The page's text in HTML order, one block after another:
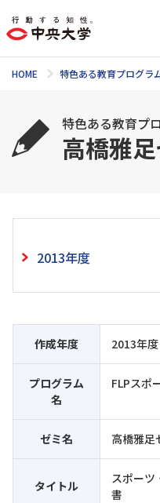
HOME 特色ある教育プログラ
特色ある教育プ
高橋雅
2013年度
作成年度 2013年度
プログラム
名
FLPスポ
ゼミ名 高橋雅足
タイトル
スポー
書